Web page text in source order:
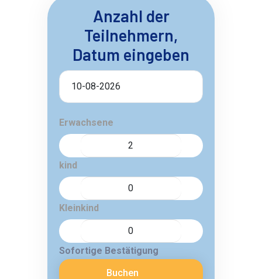
Anzahl der
Teilnehmern,
Datum eingeben
Erwachsene
kind
Kleinkind
Sofortige Bestätigung
Buchen